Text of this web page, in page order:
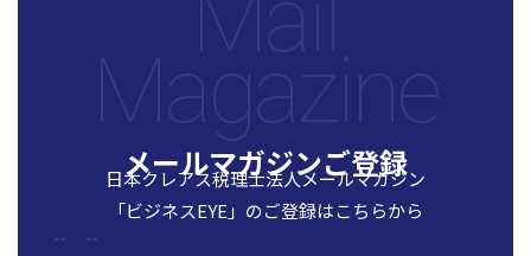
メールマガジンご登録
日本クレアス税理士法人メールマガジン
「ビジネスEYE」のご登録はこちらから